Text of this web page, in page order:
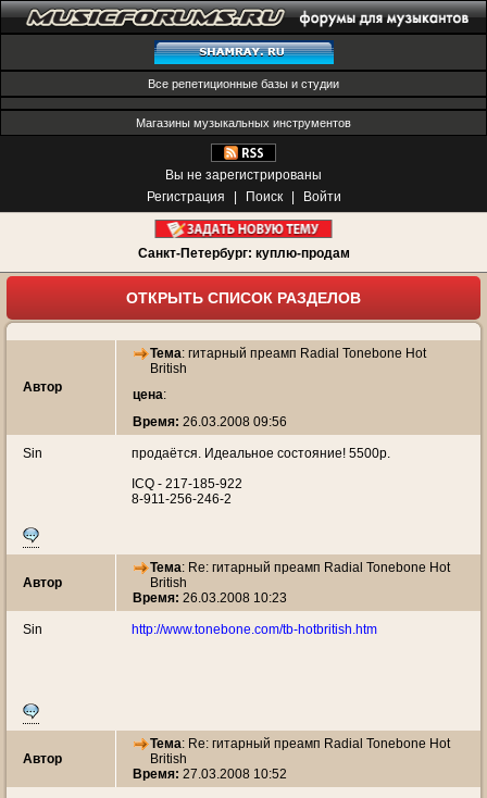
Все репетиционные базы и студии
Магазины музыкальных инструментов
Вы не зарегистрированы
Регистрация
Поиск Войти
Санкт-Петербург: куплю-продам
ОТКРЫТЬ СПИСОК РАЗДЕЛОВ
Автор
Тема: гитарный преамп Radial Tonebone Hot
British
цена:
Время: 26.03.2008 09:56
Sin
продаётся. Идеальное состояние! 5500р.
ICQ - 217-185-922
8-911-256-246-2
Автор
Тема: Re: гитарный преамп Radial Tonebone Hot
British
Время: 26.03.2008 10:23
Sin http://www.tonebone.com/tb-hotbritish.htm
Автор
Тема: Re: гитарный преамп Radial Tonebone Hot
British
Время: 27.03.2008 10:52